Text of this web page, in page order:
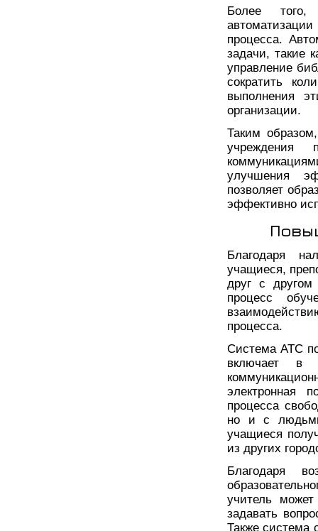
Более того,
процесса.
задачи, такие
управление
сократить
выполнения
организации.
Таким
учреждения
улучшения
позволяет
эффективно
Благодаря
учащиеся,
друг с
процесс
процесса.
Система АТС
включает
электронная
процесса
но и с
учащиеся
из других
Благодаря
учитель
задавать
Также система